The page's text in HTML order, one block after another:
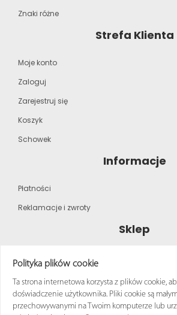
Znaki różne
Strefa Klienta
Moje konto
Zaloguj
Zarejestruj się
Koszyk
Schowek
Informacje
Płatności
Reklamacje i zwroty
Sklep
Strona główna
Regulamin zakupów
Polityka plików cookie
Ta strona internetowa korzysta z plików cookie,
doświadczenie użytkownika. Pliki cookie są
przechowywanymi na Twoim komputerze lub